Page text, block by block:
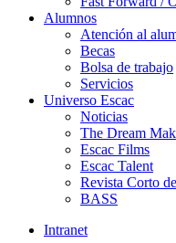
Alumnos
Atención al
Becas
Bolsa de trabajo
Servicios
Universo Escac
Noticias
The Dream
Escac Films
Escac Talent
Revista Corto
BASS
Intranet